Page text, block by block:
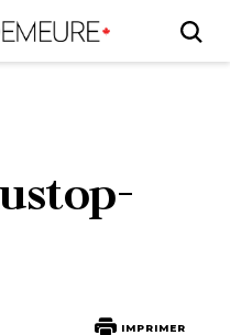
IMPRIMER